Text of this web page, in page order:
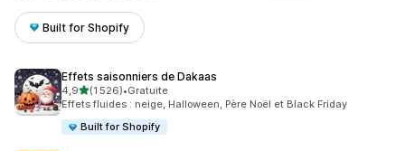
Built for Shopify
Effets saisonniers de Dakaas
4,9étoile(s) sur 5
(1 526)
1526 avis au total
•Gratuite
Effets fluides : neige, Halloween, Père Noël et Black Friday
Built for Shopify